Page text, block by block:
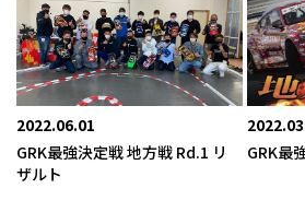
2022.06.01
GRK最強決定戦 地方戦 Rd.1 リ
ザルト
GRK最